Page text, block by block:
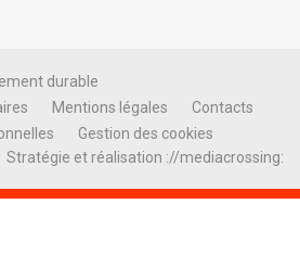
durable
Mentions légales
Contacts
Gestion des cookies
Stratégie et réalisation ://mediacrossing: